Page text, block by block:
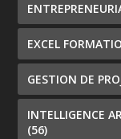
EXCEL
GESTION DE
INTELLIGENCE
(56)